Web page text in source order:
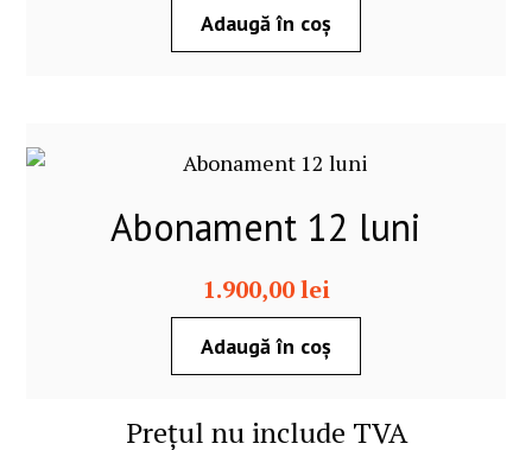
Adaugă în coș
Abonament 12 luni
1.900,00lei
Adaugă în coș
Prețul nu include TVA